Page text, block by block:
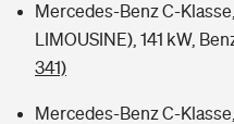
Mercedes-Benz C-
LIMOUSINE), 141 kW,
341)
Mercedes-Benz C-